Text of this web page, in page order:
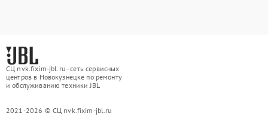
СЦ nvk.fixim-jbl.ru - сеть сервисных
центров в Новокузнецке по ремонту
и обслуживанию техники JBL
2021-2026 © СЦ nvk.fixim-jbl.ru